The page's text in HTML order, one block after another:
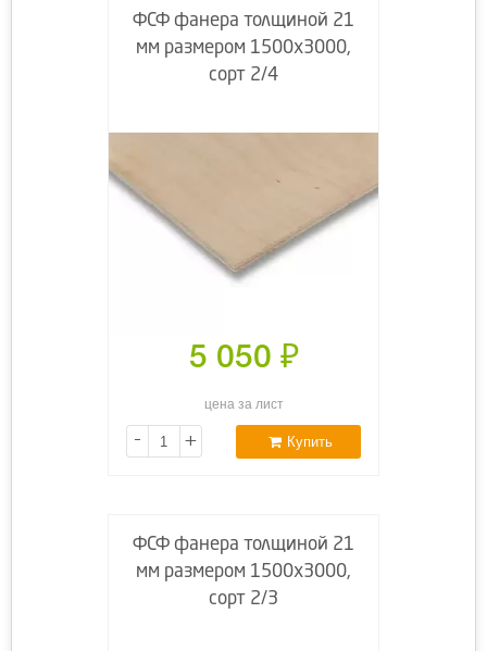
ФСФ фанера толщиной 21
мм размером 1500х3000,
сорт 2/4
5 050 ₽
цена за лист
- + Купить
ФСФ фанера толщиной 21
мм размером 1500х3000,
сорт 2/3